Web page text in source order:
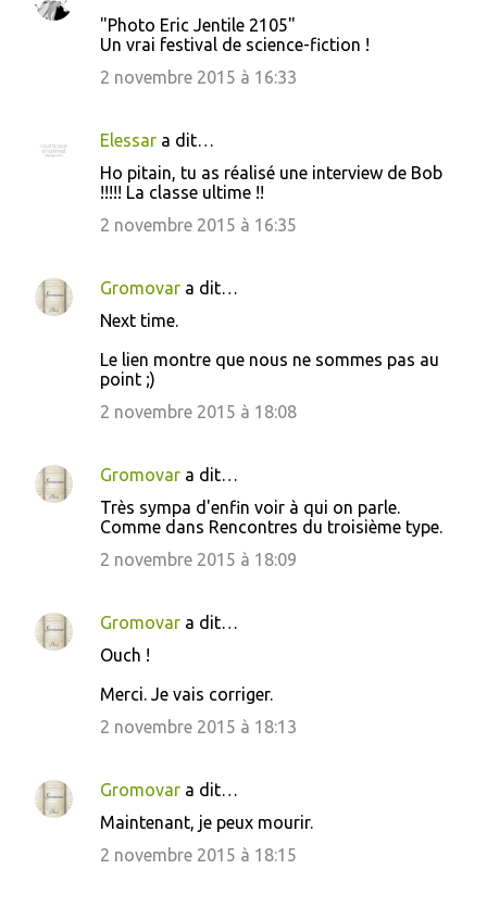
"Photo Eric Jentile 2105"
Un vrai festival de science-fiction !
2 novembre 2015 à 16:33
Elessar a dit…
Ho pitain, tu as réalisé une interview de Bob
!!!!! La classe ultime !!
2 novembre 2015 à 16:35
Gromovar a dit…
Next time.
Le lien montre que nous ne sommes pas au
point ;)
2 novembre 2015 à 18:08
Gromovar a dit…
Très sympa d'enfin voir à qui on parle.
Comme dans Rencontres du troisième type.
2 novembre 2015 à 18:09
Gromovar a dit…
Ouch !
Merci. Je vais corriger.
2 novembre 2015 à 18:13
Gromovar a dit…
Maintenant, je peux mourir.
2 novembre 2015 à 18:15